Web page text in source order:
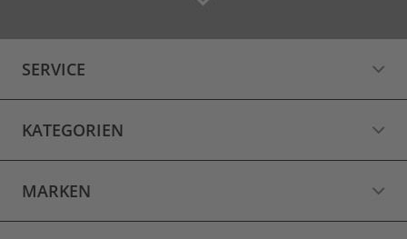
SERVICE
KATEGORIEN
MARKEN